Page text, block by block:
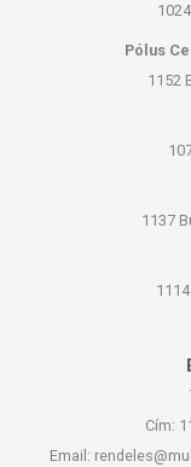
Pólus
1152
1137
Cím:
Email: